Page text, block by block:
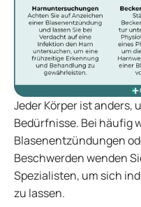
Jeder Körper ist anders,
Bedürfnisse. Bei häufig
Blasenentzündungen
Beschwerden wenden
Spezialisten, um sich
zu lassen.